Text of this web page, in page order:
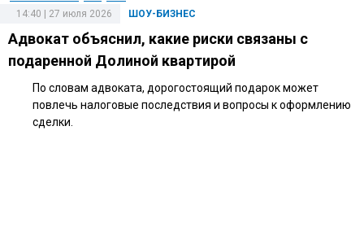
ШОУ-БИЗНЕС
14:40 | 27 июля 2026
Адвокат объяснил, какие риски связаны с
подаренной Долиной квартирой
По словам адвоката, дорогостоящий подарок может
повлечь налоговые последствия и вопросы к оформлению
сделки.